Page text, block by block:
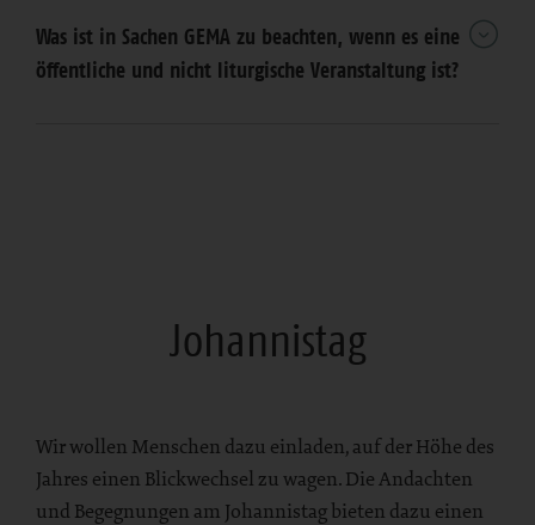
Was ist in Sachen GEMA zu beachten, wenn es eine
öffentliche und nicht liturgische Veranstaltung ist?
Johannistag
Wir wollen Menschen dazu einladen, auf der Höhe des
Jahres einen Blickwechsel zu wagen. Die Andachten
und Begegnungen am Johannistag bieten dazu einen